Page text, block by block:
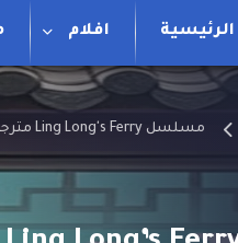
الرئيسية افلام
مسلسل Ling Long's Ferry مترجم